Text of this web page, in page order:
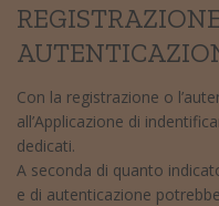
Con la registrazione o
all’Applicazione di
dedicati.
A seconda di quanto
e di autenticazione